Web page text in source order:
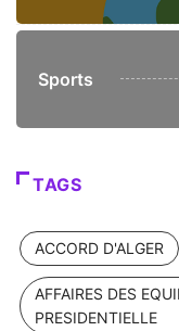
Sports
TAGS
ACCORD D'ALGER
AFFAIRES DES
PRESIDENTIELLE